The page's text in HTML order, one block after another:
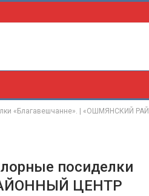
«Благавешчанне». | «ОШМЯНСКИЙ
посиделки
ЦЕНТР